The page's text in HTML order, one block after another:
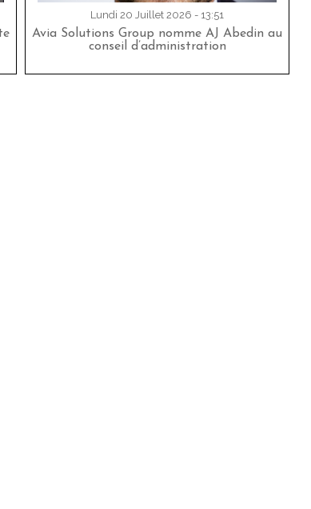
Lundi 20 Juillet 2026 - 13:51
Avia Solutions Group nomme AJ Abedin au
conseil d’administration